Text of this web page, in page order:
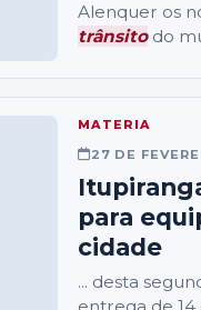
Alenquer os
trânsitodo
MATERIA
27 DE
para
cidade
... desta